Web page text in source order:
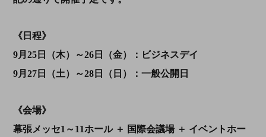
《日程》
9月25日（木）～26日（金）：ビジネスデイ
9月27日（土）～28日（日）：一般公開日
《会場》
幕張メッセ1～11ホール ＋ 国際会議場 ＋ イベントホー